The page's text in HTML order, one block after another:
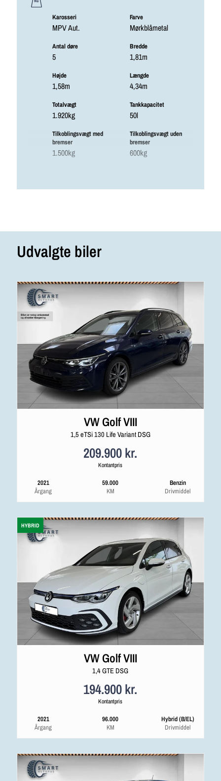
Karosseri
MPV Aut.
Farve
Mørkblåmetal
Antal døre
5
Bredde
1,81m
Højde
1,58m
Længde
4,34m
Totalvægt
1.920kg
Tankkapacitet
50l
Tilkoblingsvægt med
bremser
1.500kg
Tilkoblingsvægt uden
bremser
600kg
Udvalgte biler
VW Golf VIII
1,5 eTSi 130 Life Variant DSG
209.900 kr.
Kontantpris
2021
Årgang
59.000
KM
Benzin
Drivmiddel
HYBRID
VW Golf VIII
1,4 GTE DSG
194.900 kr.
Kontantpris
2021
Årgang
96.000
KM
Hybrid (B/EL)
Drivmiddel